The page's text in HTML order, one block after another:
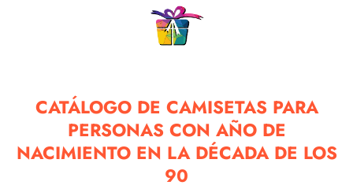
CATÁLOGO DE CAMISETAS PARA
PERSONAS CON AÑO DE
NACIMIENTO EN LA DÉCADA DE LOS
90